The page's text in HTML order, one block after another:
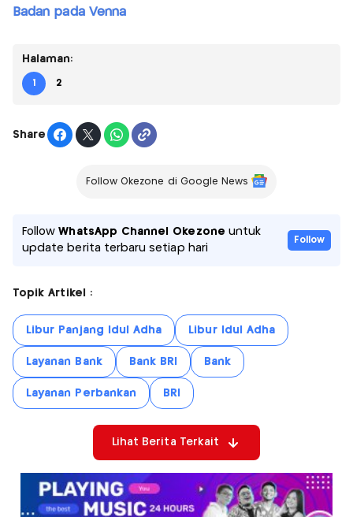
Badan pada Venna
Halaman:
1 2
Share
Follow Okezone di Google News
FollowWhatsApp Channel Okezone untuk
update berita terbaru setiap hari
Follow
Topik Artikel :
Libur Panjang Idul Adha Libur Idul Adha
Layanan Bank Bank BRI Bank
Layanan Perbankan BRI
Lihat Berita Terkait